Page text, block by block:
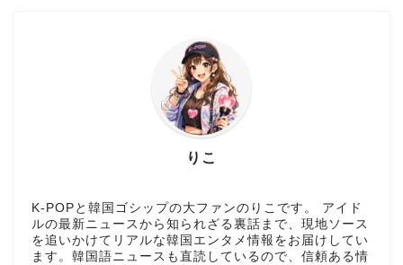
りこ
K-POPと韓国ゴシップの大ファンのりこです。 アイド
ルの最新ニュースから知られざる裏話まで、現地ソース
を追いかけてリアルな韓国エンタメ情報をお届けしてい
ます。韓国語ニュースも直読しているので、信頼ある情